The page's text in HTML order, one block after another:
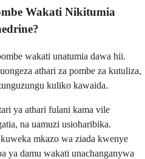
Wakati Nikitumia
wakati unatumia dawa hii.
athari za pombe za kutuliza,
kuliko kawaida.
ya athari fulani kama vile
na uamuzi usioharibika.
mkazo wa ziada kwenye
ya damu wakati unachanganywa